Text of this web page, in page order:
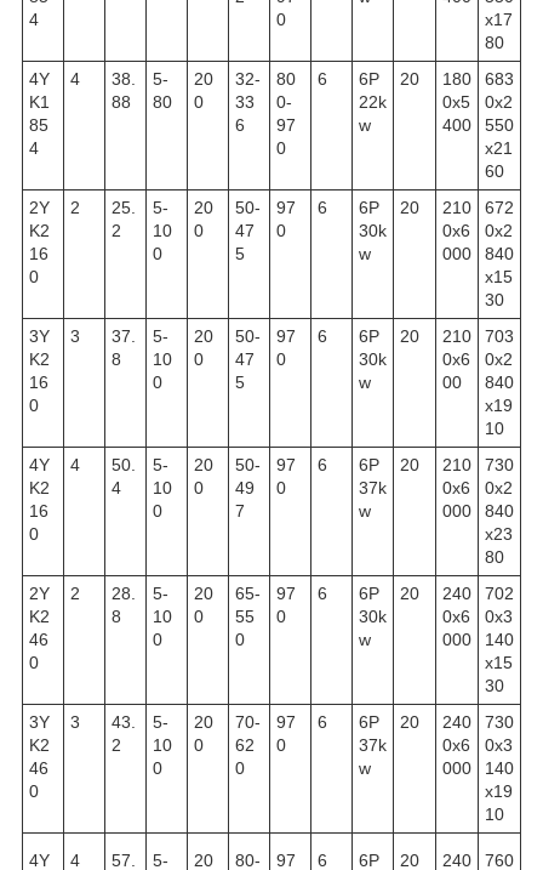
4
0
x17
80
4Y
K1
85
4
4
38.
88
5-
80
20
0
32-
33
6
80
0-
97
0
6
6P
22k
w
20
180
0x5
400
683
0x2
550
x21
60
2Y
K2
16
0
2
25.
2
5-
10
0
20
0
50-
47
5
97
0
6
6P
30k
w
20
210
0x6
000
672
0x2
840
x15
30
3Y
K2
16
0
3
37.
8
5-
10
0
20
0
50-
47
5
97
0
6
6P
30k
w
20
210
0x6
00
703
0x2
840
x19
10
4Y
K2
16
0
4
50.
4
5-
10
0
20
0
50-
49
7
97
0
6
6P
37k
w
20
210
0x6
000
730
0x2
840
x23
80
2Y
K2
46
0
2
28.
8
5-
10
0
20
0
65-
55
0
97
0
6
6P
30k
w
20
240
0x6
000
702
0x3
140
x15
30
3Y
K2
46
0
3
43.
2
5-
10
0
20
0
70-
62
0
97
0
6
6P
37k
w
20
240
0x6
000
730
0x3
140
x19
10
4Y 4 57. 5- 20 80- 97 6 6P 20 240 760